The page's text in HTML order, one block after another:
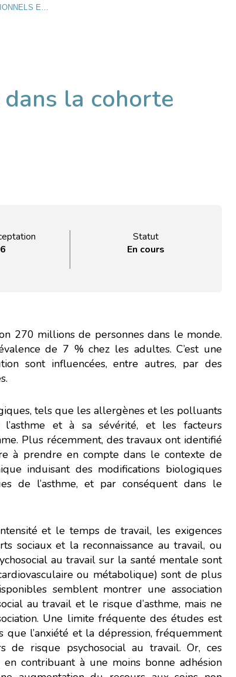
FACTEURS PSYCHOSOCIAUX PROFESSIONNELS ET ASTHME DANS LA COHORTE CONSTANCES
la cohorte
Statut
En cours
270 millions de personnes dans le monde.
de 7 % chez les adultes. C’est une
sont influencées, entre autres, par des
tels que les allergènes et les polluants
et à sa sévérité, et les facteurs
Plus récemment, des travaux ont identifié
à prendre en compte dans le contexte de
induisant des modifications biologiques
de l’asthme, et par conséquent dans le
et le temps de travail, les exigences
sociaux et la reconnaissance au travail, ou
au travail sur la santé mentale sont
ou métabolique) sont de plus
semblent montrer une association
au travail et le risque d’asthme, mais ne
Une limite fréquente des études est
que l’anxiété et la dépression, fréquemment
de risque psychosocial au travail. Or, ces
contribuant à une moins bonne adhésion